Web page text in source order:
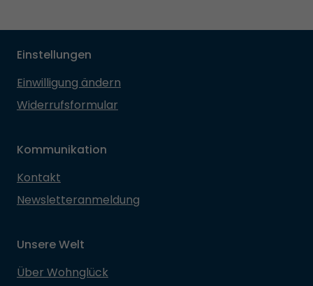
Einstellungen
Einwilligung ändern
Widerrufsformular
Kommunikation
Kontakt
Newsletteranmeldung
Unsere Welt
Über Wohnglück